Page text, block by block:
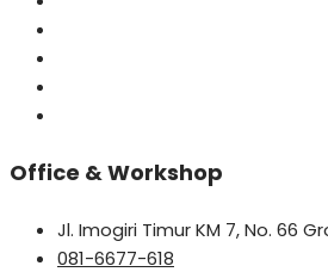
Office & Workshop
Jl. Imogiri Timur KM 7, No. 66
081-6677-618